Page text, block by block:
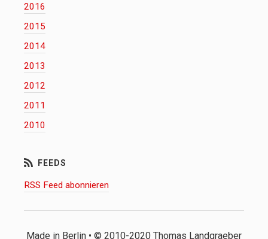
2016
2015
2014
2013
2012
2011
2010
RSS Feed abonnieren
Made in Berlin • © 2010-2020 Thomas Landgraeber